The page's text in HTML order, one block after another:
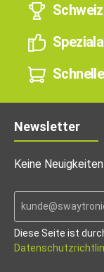
Newsletter
Keine
Diese Seite ist